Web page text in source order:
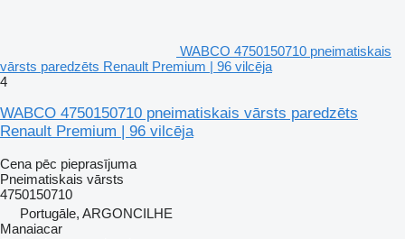
WABCO 4750150710 pneimatiskais
vārsts paredzēts Renault Premium | 96 vilcēja
4
WABCO 4750150710 pneimatiskais vārsts paredzēts
Renault Premium | 96 vilcēja
Cena pēc pieprasījuma
Pneimatiskais vārsts
4750150710
Portugāle, ARGONCILHE
Manaiacar